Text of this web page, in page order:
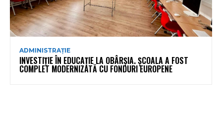
ADMINISTRAȚIE
INVESTIȚIE ÎN EDUCAȚIE LA OBÂRȘIA. ȘCOALA A FOST
COMPLET MODERNIZATĂ CU FONDURI EUROPENE